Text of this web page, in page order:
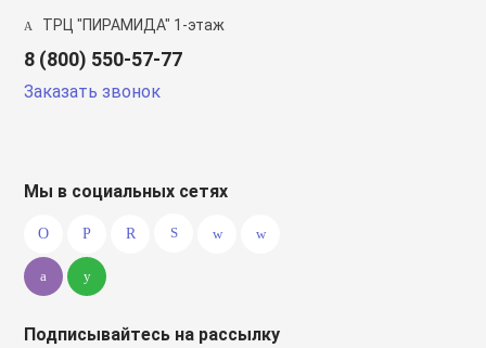
ТРЦ "ПИРАМИДА" 1-этаж
8 (800) 550-57-77
Заказать звонок
Мы в социальных сетях
Подписывайтесь на рассылку